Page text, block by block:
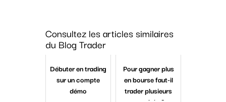
Consultez les articles similaires
du Blog Trader
Débuter en trading
sur un compte
démo
Pour gagner plus
en bourse faut-il
trader plusieurs